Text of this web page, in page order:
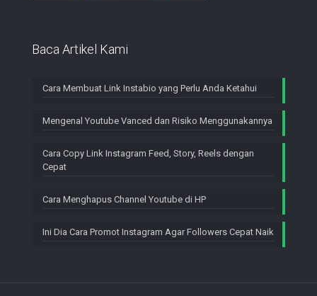
Baca Artikel Kami
Cara Membuat Link Instabio yang Perlu Anda Ketahui
Mengenal Youtube Vanced dan Risiko Menggunakannya
Cara Copy Link Instagram Feed, Story, Reels dengan
Cepat
Cara Menghapus Channel Youtube di HP
Ini Dia Cara Promot Instagram Agar Followers Cepat Naik